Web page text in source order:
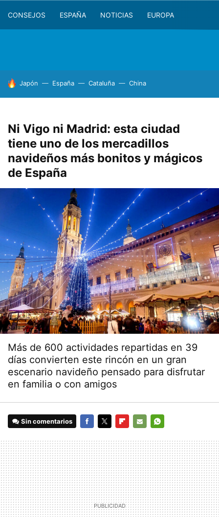
CONSEJOS ESPAÑA NOTICIAS EUROPA
HOY SE HABLA DE
Japón España Cataluña China
Ni Vigo ni Madrid: esta ciudad
tiene uno de los mercadillos
navideños más bonitos y mágicos
de España
Más de 600 actividades repartidas en 39
días convierten este rincón en un gran
escenario navideño pensado para disfrutar
en familia o con amigos
Sin comentarios
MAIL